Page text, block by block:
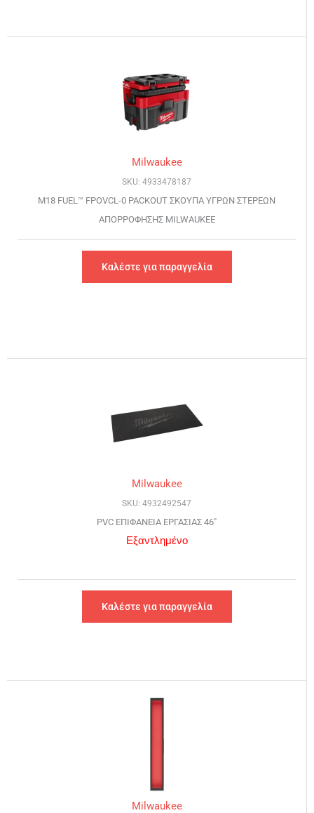
Milwaukee
SKU: 4933478187
M18 FUEL™ FPOVCL-0 PACKOUT ΣΚΟΥΠΑ ΥΓΡΩΝ ΣΤΕΡΕΩΝ
ΑΠΟΡΡΟΦΗΣΗΣ MILWAUKEE
Καλέστε για παραγγελία
Milwaukee
SKU: 4932492547
PVC ΕΠΙΦΑΝΕΙΑ ΕΡΓΑΣΙΑΣ 46″
Εξαντλημένο
Καλέστε για παραγγελία
Milwaukee